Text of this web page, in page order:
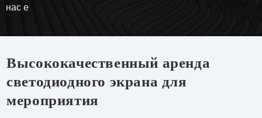
нас е
Высококачественный аренда
светодиодного экрана для
мероприятия